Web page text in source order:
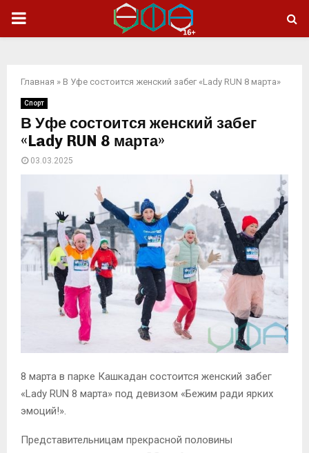
ОСНОВНОЕ
Главная » В Уфе состоится женский забег «Lady RUN 8 марта»
Спорт
В Уфе состоится женский забег
«Lady RUN 8 марта»
03.03.2025
8 марта в парке Кашкадан состоится женский забег
«Lady RUN 8 марта» под девизом «Бежим ради ярких
эмоций!».
Представительницам прекрасной половины